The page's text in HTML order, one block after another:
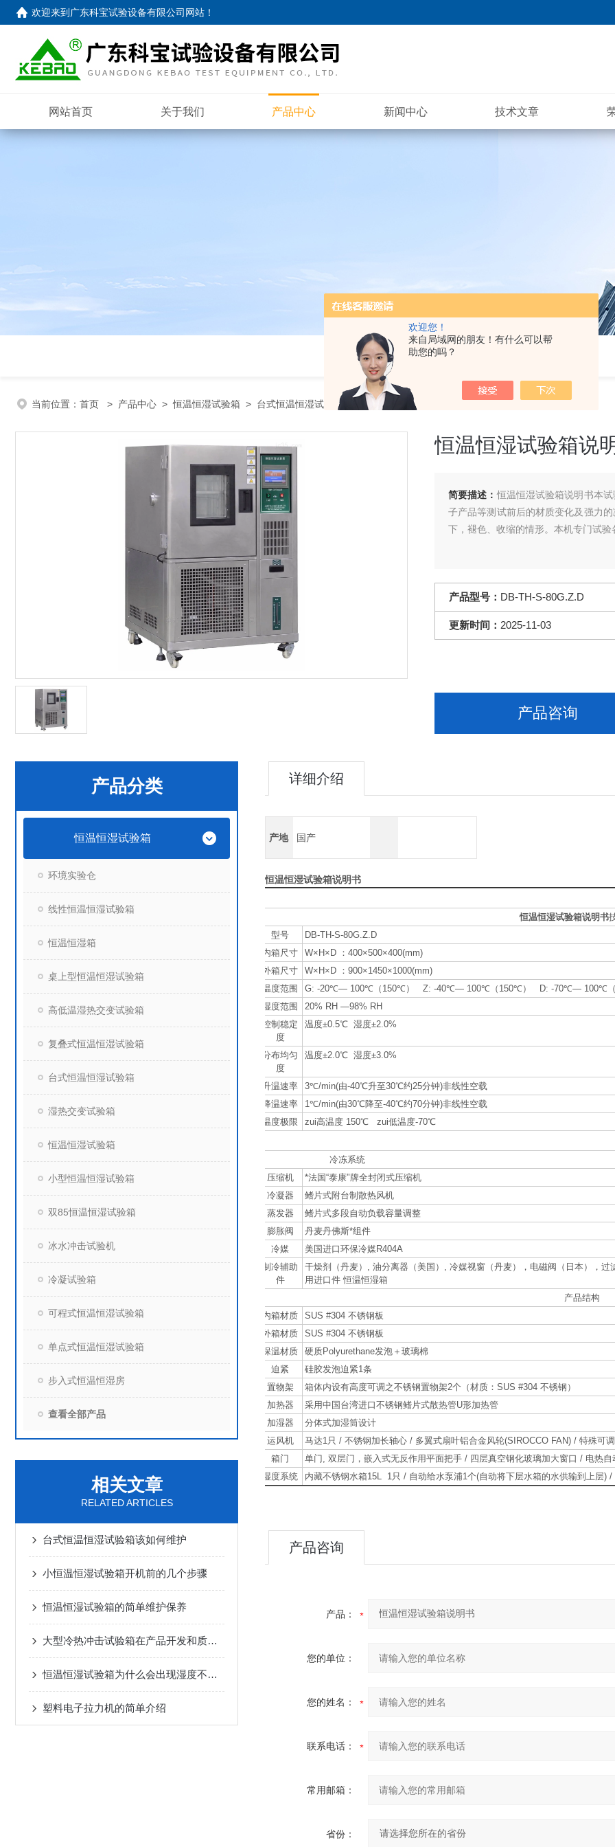
欢迎您！
来自局域网的朋友！有什么可以帮
助您的吗？
欢迎来到 广东科宝试验设备有限公司网站 ！
网站首页 关于我们 产品中心 新闻中心 技术文章
当前位置： 首页 > 产品中心 >恒温恒湿试验箱 > 台式恒温恒湿试验箱 > DB-TH-S-80G.Z.D恒温恒湿试验箱说明书
恒温恒湿试验箱说
简要描述：恒温恒湿试验箱说明书本
子产品等测试前后的材质变化及强力
下，褪色、收缩的情形。本机专门试验
产品型号： DB-TH-S-80G.Z.D
更新时间： 2025-11-03
产品咨询
产品分类
恒温恒湿试验箱
环境实验仓
线性恒温恒湿试验箱
恒温恒湿箱
桌上型恒温恒湿试验箱
高低温湿热交变试验箱
复叠式恒温恒湿试验箱
台式恒温恒湿试验箱
湿热交变试验箱
恒温恒湿试验箱
小型恒温恒湿试验箱
双85恒温恒湿试验箱
冰水冲击试验机
冷凝试验箱
可程式恒温恒湿试验箱
单点式恒温恒湿试验箱
步入式恒温恒湿房
查看全部产品
相关文章
RELATED ARTICLES
台式恒温恒湿试验箱该如何维护
小恒温恒湿试验箱开机前的几个步骤
恒温恒湿试验箱的简单维护保养
大型冷热冲击试验箱在产品开发和质量控制中具有的作用
恒温恒湿试验箱为什么会出现湿度不一致
塑料电子拉力机的简单介绍
详细介绍
产地 国产
恒温恒湿试验箱说明书
恒温恒湿试验箱说明书
型号
DB-TH-S-80G.Z.D
内箱尺寸
W×H×D ：400×500×400(mm)
外箱尺寸
W×H×D ：900×1450×1000(mm)
温度范围
G: -20℃— 100℃（150℃） Z: -40℃— 100℃（150℃） D: -70℃— 100℃（
湿度范围
20% RH —98% RH
控制稳定
度
温度±0.5℃ 湿度±2.0%
分布均匀
度
温度±2.0℃ 湿度±3.0%
升温速率
3℃/min(由-40℃升至30℃约25分钟)非线性空载
降温速率
1℃/min(由30℃降至-40℃约70分钟)非线性空载
温度极限
zui高温度 150℃ zui低温度-70℃
冷冻系统
压缩机
*法国“泰康"牌全封闭式压缩机
冷凝器
鳍片式附台制散热风机
蒸发器
鳍片式多段自动负载容量调整
膨胀阀
丹麦丹佛斯*组件
冷媒
美国进口环保冷媒R404A
制冷辅助
件
干燥剂（丹麦）, 油分离器（美国）, 冷媒视窗（丹麦），电磁阀（日本），
用进口件 恒温恒湿箱
产品结构
内箱材质
SUS #304 不锈钢板
外箱材质
SUS #304 不锈钢板
保温材质
硬质Polyurethane发泡＋玻璃棉
迫紧
硅胶发泡迫紧1条
置物架
箱体内设有高度可调之不锈钢置物架2个（材质：SUS #304 不锈钢）
加热器
采用中国台湾进口不锈钢鳍片式散热管U形加热管
加湿器
分体式加湿筒设计
运风机
马达1只 / 不锈钢加长轴心 / 多翼式扇叶铝合金风轮(SIROCCO FAN) / 特殊可
箱门
单门, 双层门，嵌入式无反作用平面把手 / 四层真空钢化玻璃加大窗口 / 电热
湿度系统
内藏不锈钢水箱15L 1只 / 自动给水泵浦1个(自动将下层水箱的水供输到上层)
产品咨询
产品：
您的单位：
您的姓名：
联系电话：
常用邮箱：
省份：